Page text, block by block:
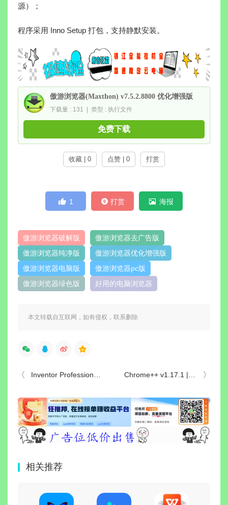
源）；
程序采用 Inno Setup 打包，支持静默安装。
傲游浏览器(Maxthon) v7.5.2.8800 优化增强版
下载量 : 131 | 类型 : 执行文件
免费下载
收藏 | 0 点赞 | 0 打赏
1 打赏 海报
傲游浏览器破解版
傲游浏览器去广告版
傲游浏览器纯净版
傲游浏览器优化增强版
傲游浏览器电脑版
傲游浏览器pc版
傲游浏览器绿色版
好用的电脑浏览器
本文转载自互联网，如有侵权，联系删除
Inventor Professional(三维可视化实体模拟软件) 2027.1.0 中文激活版 Chrome++ v1.17.1 | Chrome浏览器增强软件
相关推荐